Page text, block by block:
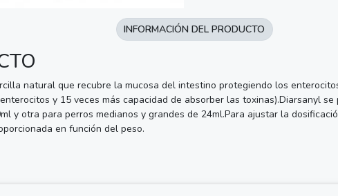
natural que recubre la mucosa del intestino protegiendo los
y 15 veces más capacidad de absorber las toxinas).Diarsanyl
y otra para perros medianos y grandes de 24ml.Para ajustar la
en función del peso.
INFORMACIÓN DEL PRODUCTO